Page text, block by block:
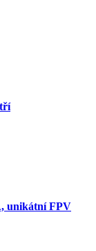
unikátní FPV